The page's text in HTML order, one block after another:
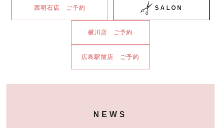
STAFF
スタッフ
BLOG
NEWS
Q&A
西明石店 ご予約 SALON
横川店 ご予約
広島駅前店 ご予約
NEWS